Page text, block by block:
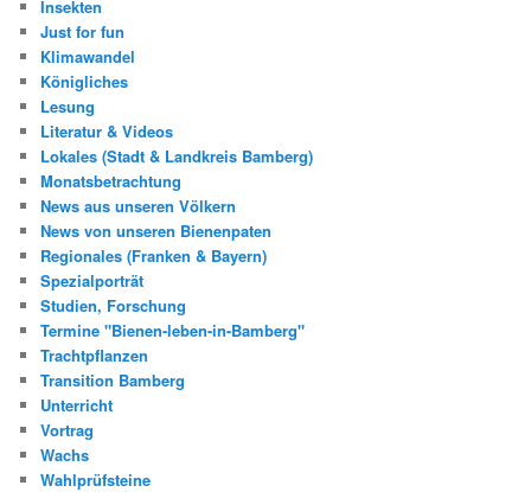
Insekten
Just for fun
Klimawandel
Königliches
Lesung
Literatur & Videos
Lokales (Stadt & Landkreis Bamberg)
Monatsbetrachtung
News aus unseren Völkern
News von unseren Bienenpaten
Regionales (Franken & Bayern)
Spezialporträt
Studien, Forschung
Termine "Bienen-leben-in-Bamberg"
Trachtpflanzen
Transition Bamberg
Unterricht
Vortrag
Wachs
Wahlprüfsteine